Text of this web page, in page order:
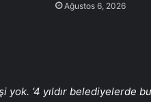
Ağustos 6, 2026
‘4 yıldır belediyelerde